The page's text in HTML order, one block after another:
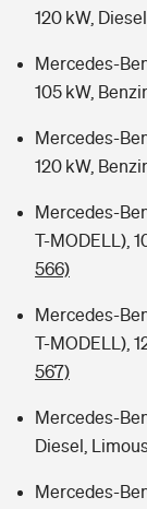
120 kW,
Mercedes-
105 kW,
Mercedes-
120 kW,
Mercedes-
T-MODELL),
566)
Mercedes-
T-MODELL),
567)
Mercedes-
Diesel,
Mercedes-